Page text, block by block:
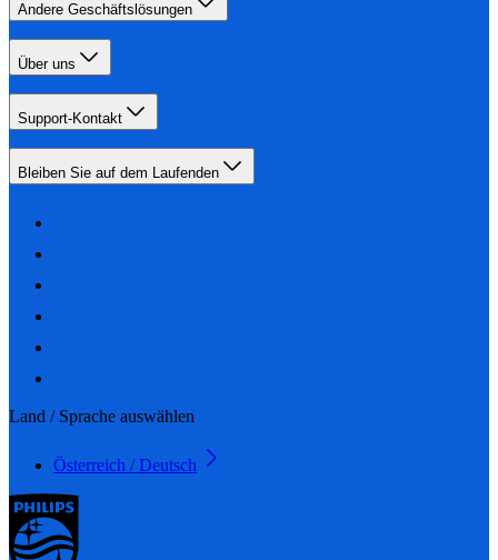
Andere Geschäftslösungen
Über uns
Support-Kontakt
Bleiben Sie auf dem Laufenden
Land / Sprache auswählen
Österreich / Deutsch